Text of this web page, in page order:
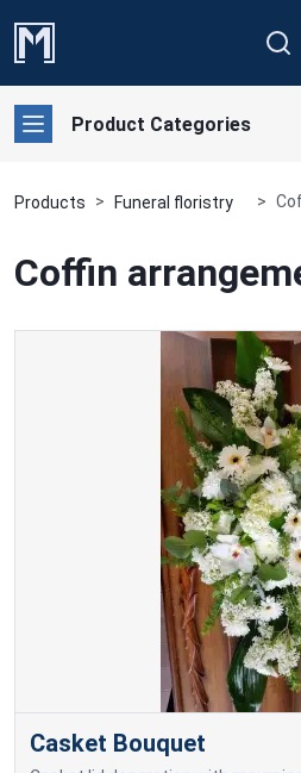
Product Categories
Products Funeral floristry
Coffin
Casket Bouquet